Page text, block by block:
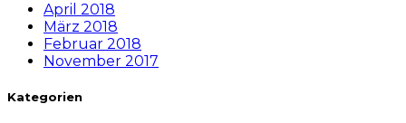
April 2018
März 2018
Februar 2018
November 2017
Kategorien